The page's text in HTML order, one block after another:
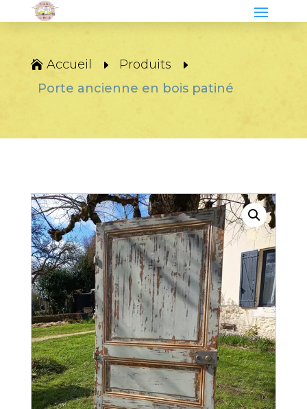
Accueil
Produits
Porte ancienne en bois patiné